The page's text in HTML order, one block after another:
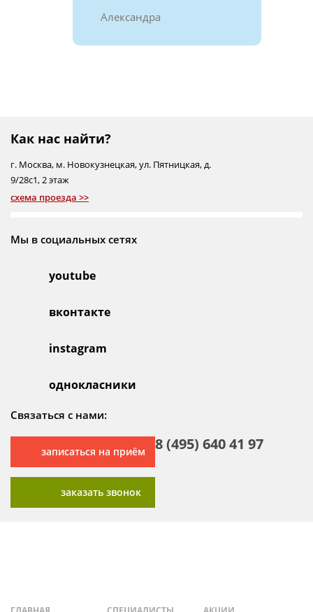
Александра
Как нас найти?
г. Москва, м. Новокузнецкая,ул. Пятницкая, д.
9/28с1, 2 этаж
схема проезда >>
Мы в социальных сетях
youtube
вконтакте
instagram
однокласники
Связаться с нами:
8 (495) 640 41 97
записаться на приём
заказать звонок